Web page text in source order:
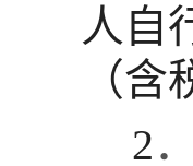
人自
（
2